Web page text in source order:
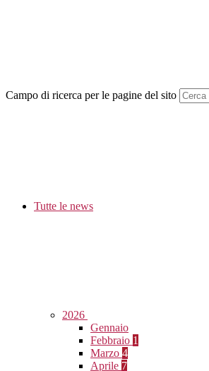
Campo di ricerca per le pagine del sito
Tutte le news
2026
Gennaio
Febbraio 1
Marzo 4
Aprile 7